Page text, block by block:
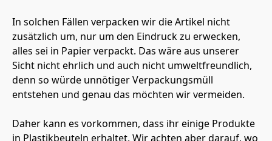
In solchen Fällen verpacken wir die Artikel nicht
zusätzlich um, nur um den Eindruck zu erwecken,
alles sei in Papier verpackt. Das wäre aus unserer
Sicht nicht ehrlich und auch nicht umweltfreundlich,
denn so würde unnötiger Verpackungsmüll
entstehen und genau das möchten wir vermeiden.
Daher kann es vorkommen, dass ihr einige Produkte
in Plastikbeuteln erhaltet. Wir achten aber darauf, wo